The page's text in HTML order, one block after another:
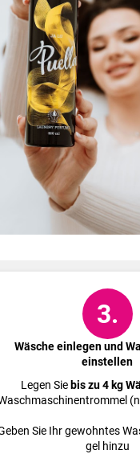
3.
Wäsche einlegen und
einstellen
Legen Sie bis zu 4 kg
Sie Ihr gewohntes
gel hinzu